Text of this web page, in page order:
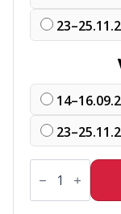
ilość
DO256
Hat